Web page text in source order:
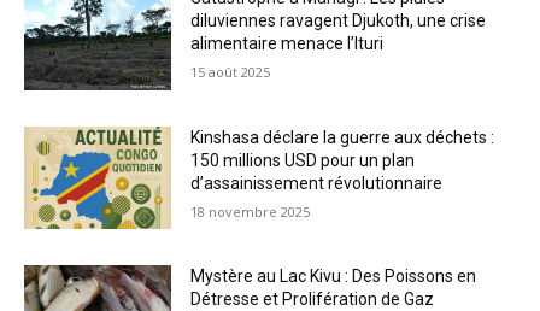
diluviennes ravagent Djukoth, une crise
alimentaire menace l’Ituri
15 août 2025
Kinshasa déclare la guerre aux déchets :
150 millions USD pour un plan
d’assainissement révolutionnaire
18 novembre 2025
Mystère au Lac Kivu : Des Poissons en
Détresse et Prolifération de Gaz